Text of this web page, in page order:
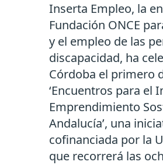
Inserta Empleo, la
Fundación ONCE
y el empleo de las
discapacidad, ha
Córdoba el primero
‘Encuentros para el
Emprendimiento
Andalucía’, una
cofinanciada por la
que recorrerá las